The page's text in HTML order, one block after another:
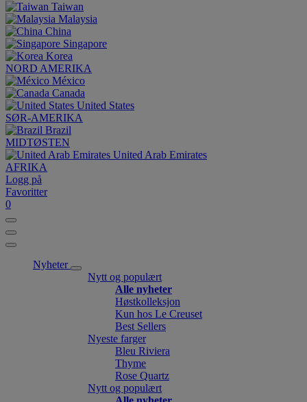
Taiwan
Malaysia
China
Singapore
Korea
NORD AMERIKA
México
Canada
United States
SØR-AMERIKA
Brazil
MIDTØSTEN
United Arab Emirates
AFRIKA
Logg på
Favoritter
0
Nyheter
Nytt og populært
Alle nyheter
Høstkolleksjon
Kun hos Le Creuset
Best Sellers
Nyeste farger
Bleu Riviera
Thyme
Rose Quartz
Nytt og populært